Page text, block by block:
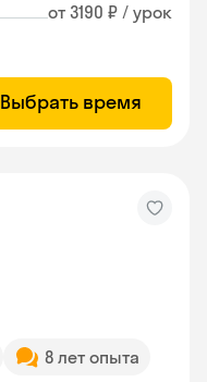
от 3190 ₽ / урок
Выбрать время
8 лет опыта